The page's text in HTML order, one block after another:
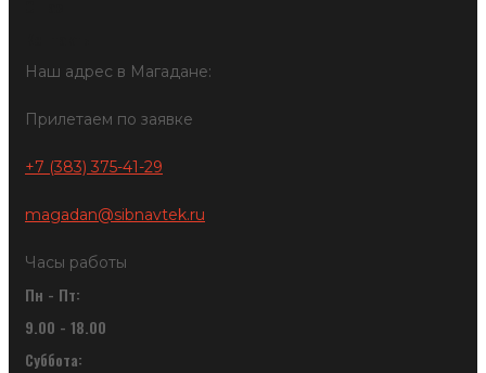
Наш адрес в Магадане:
Прилетаем по заявке
+7 (383) 375-41-29
magadan@sibnavtek.ru
Часы работы
Пн - Пт:
9.00 - 18.00
Суббота: